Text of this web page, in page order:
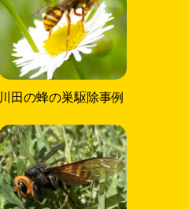
川田の蜂の巣駆除事例